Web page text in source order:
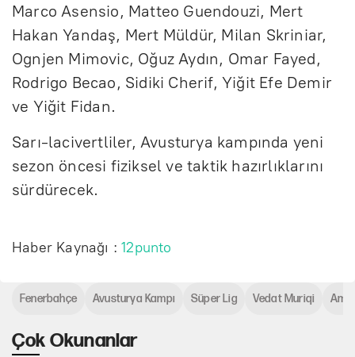
Marco Asensio, Matteo Guendouzi, Mert
Hakan Yandaş, Mert Müldür, Milan Skriniar,
Ognjen Mimovic, Oğuz Aydın, Omar Fayed,
Rodrigo Becao, Sidiki Cherif, Yiğit Efe Demir
ve Yiğit Fidan.
Sarı-lacivertliler, Avusturya kampında yeni
sezon öncesi fiziksel ve taktik hazırlıklarını
sürdürecek.
Haber Kaynağı :12punto
Çok Okunanlar
Fenerbahçe Avusturya Kampı Süper Lig Vedat Muriqi